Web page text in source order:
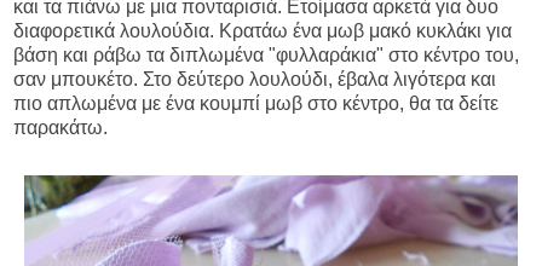
και τα πιάνω με μια πονταρισιά. Ετοίμασα αρκετά για δυο
διαφορετικά λουλούδια. Κρατάω ένα μωβ μακό κυκλάκι για
βάση και ράβω τα διπλωμένα "φυλλαράκια" στο κέντρο του,
σαν μπουκέτο. Στο δεύτερο λουλούδι, έβαλα λιγότερα και
πιο απλωμένα με ένα κουμπί μωβ στο κέντρο, θα τα δείτε
παρακάτω.